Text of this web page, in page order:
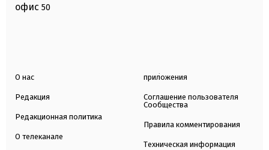
офис 50
О нас
Редакция
Редакционная политика
О телеканале
приложения
Соглашение пользователя
Сообщества
Правила комментирования
Техническая информация